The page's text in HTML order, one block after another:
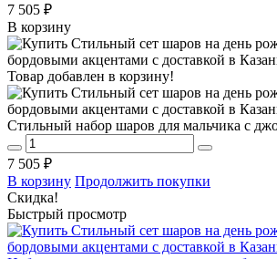
7 505 ₽
В корзину
Товар добавлен в корзину!
Стильный набор шаров для мальчика с
7 505 ₽
В корзину Продолжить покупки
Скидка!
Быстрый просмотр